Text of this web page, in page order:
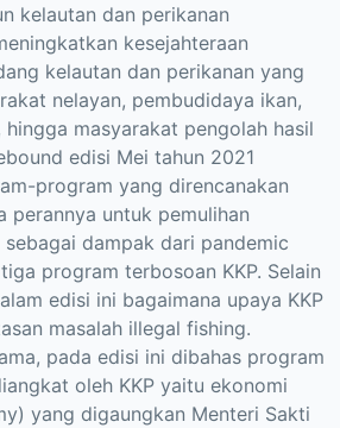
kelautan dan perikanan
kesejahteraan
kelautan dan perikanan yang
nelayan, pembudidaya ikan,
masyarakat pengolah hasil
edisi Mei tahun 2021
program yang direncanakan
perannya untuk pemulihan
dampak dari pandemic
program terbosoan KKP. Selain
edisi ini bagaimana upaya KKP
masalah illegal fishing.
pada edisi ini dibahas program
oleh KKP yaitu ekonomi
yang digaungkan Menteri Sakti